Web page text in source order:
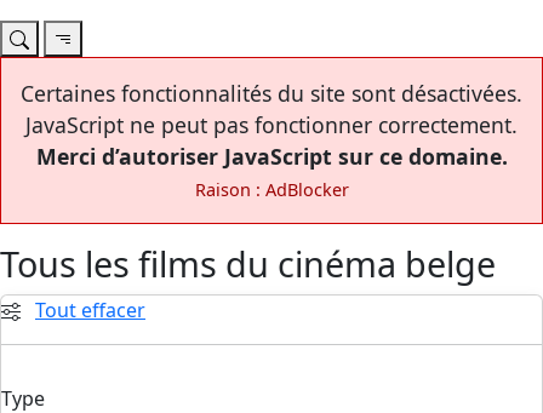
Certaines fonctionnalités du site sont désactivées.
JavaScript ne peut pas fonctionner correctement.
Merci d’autoriser JavaScript sur ce domaine.
Raison : AdBlocker
Tous les films du cinéma belge
Tout effacer
Type